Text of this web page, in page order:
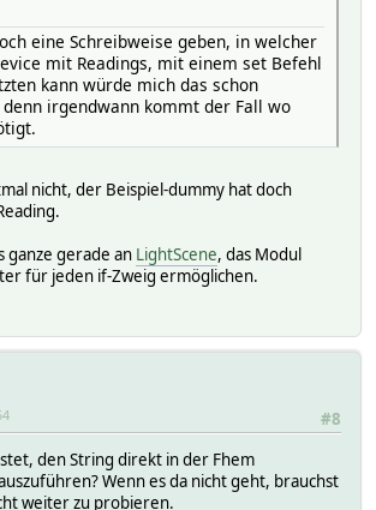
eine Schreibweise geben, in welcher
mit Readings, mit einem set Befehl
kann würde mich das schon
irgendwann kommt der Fall wo
nicht, der Beispiel-dummy hat doch
ganze gerade an LightScene, das Modul
für jeden if-Zweig ermöglichen.
#8
den String direkt in der Fhem
Wenn es da nicht geht, brauchst
weiter zu probieren.